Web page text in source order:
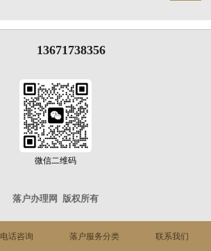
13671738356
微信二维码
落户办理网 版权所有
电话咨询 落户服务分类 联系我们